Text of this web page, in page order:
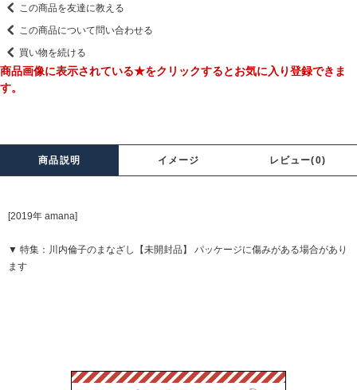
この商品を友達に教える
この商品について問い合わせる
買い物を続ける
商品画像に表示されている★をクリックするとお気に入り登録できま
す。
商品説明 イメージ レビュー(0)
[2019年 amana]
▼ 特集：川内倫子のまなざし【未開封品】 パッケージに傷みがある場合があり
ます